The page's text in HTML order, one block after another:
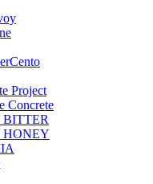
Project
Concrete
BITTER
HONEY